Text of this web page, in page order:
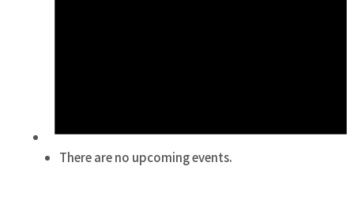
There are no upcoming events.